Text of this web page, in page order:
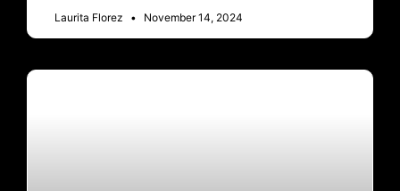
Laurita Florez November 14, 2024